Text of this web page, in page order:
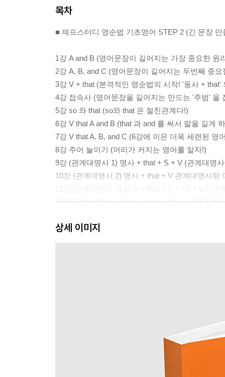
목차
■ 제프스터디 영순법 기초영어 STEP 2 (긴 문장 만
1강 A and B (영어문장이 길어지는 가장 중요한 원
2강 A, B, and C (영어문장이 길어지는 두번째 중요
3강 V + that (본격적인 영순법의 시작! '동사 + that'
4강 접속사 (영어문장을 길어지는 만드는 '주범' 을
5강 so 와 that (so와 that 은 절친관계다!)
6강 V that A and B (that 과 and 를 써서 말을 길게
7강 V that A, B, and C (6강에 이은 더욱 세련된 영
8강 주어 늘이기 (머리가 커지는 영어를 알자!)
9강 (관계대명사 1) 명사 + that + S + V (관계대명
10강 (관계대명사 2) 명사 + that + V 관계대명사랑
12강 (관계대명사 4) 명사 + that + V1 … V2 (관계
14강 the reason + why , the way / how (관계부사
15강 what + 허전한 문장 (유창한 영어의 필수품
21강 (분사구문 1) 문장 앞 ~ing/p.p 분사구문 개념
22강 (분사구문 2) 문장 중간 ~ing (문장 중간에
23강 It ~ that , It ~ to (it과 that, it과 to는 절친임을
24강 It ~ for ~ to (it , for, to 는 한식구다!)
25강 접속사 + 접속사 (접속사와 접속사가 붙어있
상세 이미지